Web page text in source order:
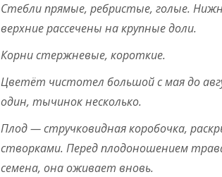
Стебли прямые, ребристые, голые.
верхние рассечены на крупные доли.
Корни стержневые, короткие.
Цветёт чистотел большой с мая до
один, тычинок несколько.
Плод — стручковидная коробочка,
створками. Перед плодоношением
семена, она оживает вновь.